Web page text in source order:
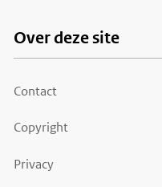
Footer
Over deze site
Contact
Copyright
Privacy